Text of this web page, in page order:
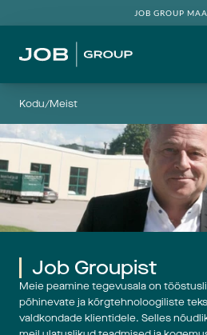
JOB GROUP
Kodu/Meist
Job Groupist
Meie peamine tegevusala on
põhinevate ja kõrgtehnoloogiliste
valdkondade klientidele. Selles